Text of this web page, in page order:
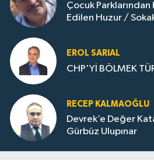
Çocuk Parklarından
Edilen Huzur /
EROL SARIAL
CHP'Yİ BÖLMEK
RECEP KALMAOĞLU
Devrek’e Değer
Gürbüz Ulupınar